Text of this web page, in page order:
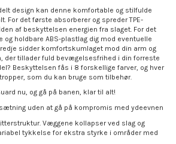
design kan denne komfortable og stilfulde
For det første absorberer og spreder TPE-
af beskyttelsen energien fra slaget. For det
og holdbare ABS-plastlag dig mod eventuelle
sidder komfortskumlaget mod din arm og
der tillader fuld bevægelsesfrihed i din forreste
Beskyttelsen fås i 8 forskellige farver, og hver
som du kan bruge som tilbehør.
nu, og gå på banen, klar til alt!
uden at gå på kompromis med ydeevnen
Væggene kollapser ved slag og
tykkelse for ekstra styrke i områder med